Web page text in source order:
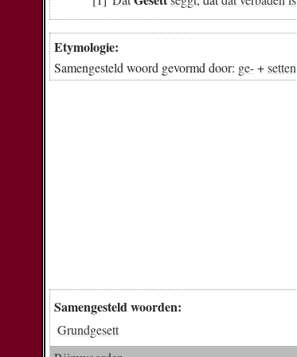
Etymologie:
Samengesteld woord gevormd door: ge-+setten
Samengesteld woorden:
Grundgesett